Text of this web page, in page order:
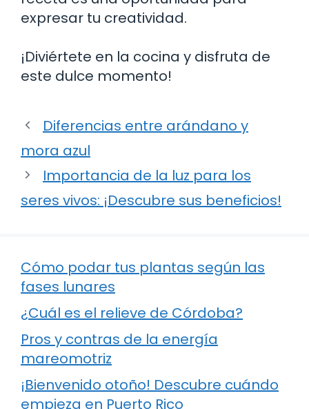
expresar tu creatividad.
¡Diviértete en la cocina y disfruta de
este dulce momento!
Diferencias entre arándano y
mora azul
Importancia de la luz para los
seres vivos: ¡Descubre sus beneficios!
Cómo podar tus plantas según las
fases lunares
¿Cuál es el relieve de Córdoba?
Pros y contras de la energía
mareomotriz
¡Bienvenido otoño! Descubre cuándo
empieza en Puerto Rico